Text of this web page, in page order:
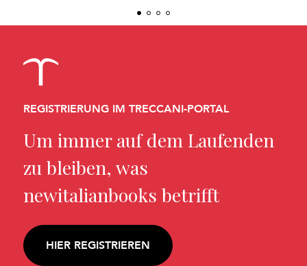
REGISTRIERUNG IM TRECCANI-PORTAL
Um immer auf dem Laufenden
zu bleiben, was
newitalianbooks betrifft
HIER REGISTRIEREN